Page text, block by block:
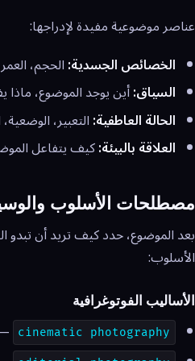
عناصر موضوعية مفيدة لإدراجها:
الخصائص الجسدية:الحجم،
السياق:أين يوجد الموضوع، ماذا
الحالة العاطفية:التعبير،
العلاقة بالبيئة:كيف يتفاعل
مصطلحات الأسلوب
الأسلوب:
الأساليب الفوتوغرافية
cinematic photography